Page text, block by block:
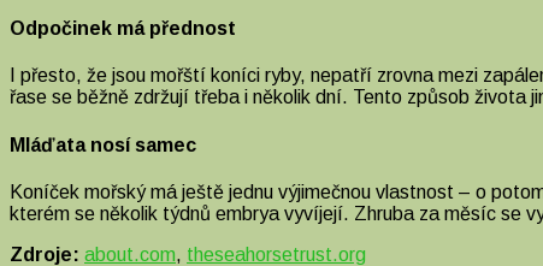
Odpočinek má přednost
I přesto, že jsou mořští koníci ryby, nepatří zrovna mezi
řase se běžně zdržují třeba i několik dní. Tento způsob života
Mláďata nosí samec
Koníček mořský má ještě jednu výjimečnou vlastnost – o
kterém se několik týdnů embrya vyvíjejí. Zhruba za měsíc se
Zdroje: about.com, theseahorsetrust.org